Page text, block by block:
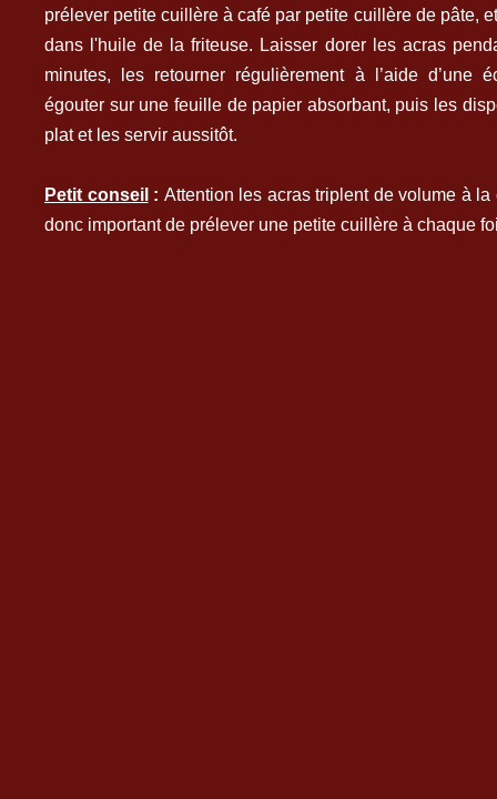
prélever petite cuillère à café par petite cuillère de pâte,
dans l'huile de la friteuse. Laisser dorer les acras
minutes, les retourner régulièrement à l’aide d’une
égouter sur une feuille de papier absorbant, puis les
plat et les servir aussitôt.
Petit conseil: Attention les acras triplent de volume à
donc important de prélever une petite cuillère à chaque